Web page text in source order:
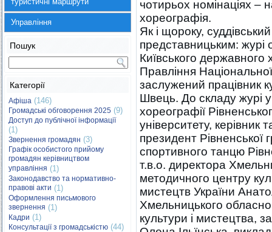
Управління
Пошук
Категорії
Афіша (146)
Громадські обговорення 2025 (9)
Доступ до публічної інформації
(1)
Звернення громадян (3)
Графік особистого прийому
громадян керівництвом
управління (1)
Законодавство та нормативно-
правові акти (1)
Оформлення письмового
звернення (1)
Кадри (1)
Консультації з громадськістю (44)
чотирьох номінаціях –
хореографія.
Як і щороку,
представницьким: журі
Київського
Правління
заслужений працівник
Швець. До складу журі
хореографії
університету, керівник
президент Рівненської
спортивного танцю
т.в.о. директора
методичного центру
мистецтв України
Хмельницького
культури і мистецтва,